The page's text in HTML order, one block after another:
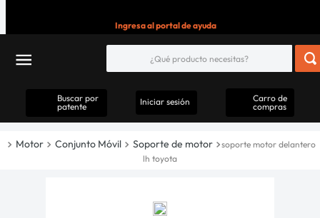
Ingresa al portal de ayuda
Buscar por
patente
Iniciar sesión
Carro de
compras
Motor Conjunto Móvil Soporte de motor
soporte motor delantero
lh toyota